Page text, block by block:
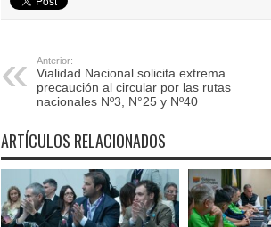
Anterior:
Vialidad Nacional solicita extrema
precaución al circular por las rutas
nacionales Nº3, N°25 y Nº40
ARTÍCULOS RELACIONADOS